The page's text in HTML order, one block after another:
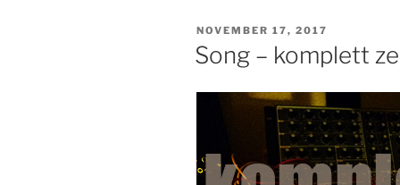
VERÖFFENTLICHT
AM
NOVEMBER 17, 2017
Song – komplett